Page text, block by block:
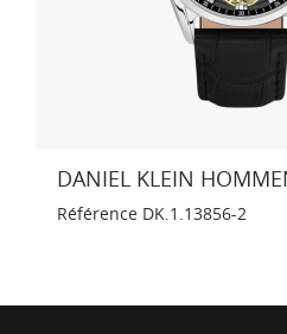
DANIEL KLEIN
Référence DK.1.13856-2